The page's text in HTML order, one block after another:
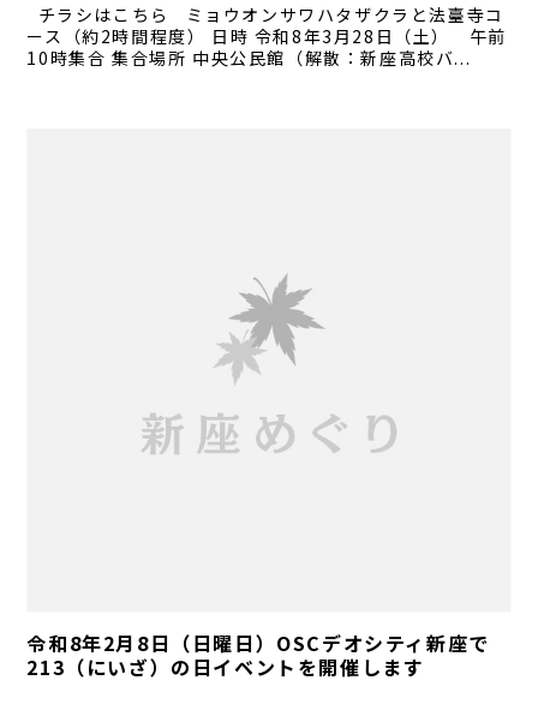
チラシはこちら ミョウオンサワハタザクラと法臺寺コ
ース（約2時間程度） 日時 令和8年3月28日（土） 午前
10時集合 集合場所 中央公民館（解散：新座高校バ...
令和8年2月8日（日曜日）OSCデオシティ新座で
213（にいざ）の日イベントを開催します